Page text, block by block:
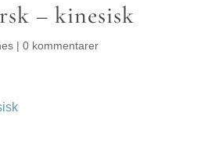
– kinesisk
| 0 kommentarer